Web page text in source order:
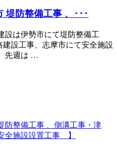
堤防整備工事 、･･･
設は伊勢市にて堤防整備工
設工事、志摩市にて安全施設
先週は …